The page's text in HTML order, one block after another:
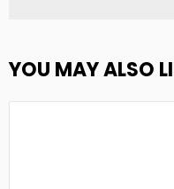
YOU MAY ALSO